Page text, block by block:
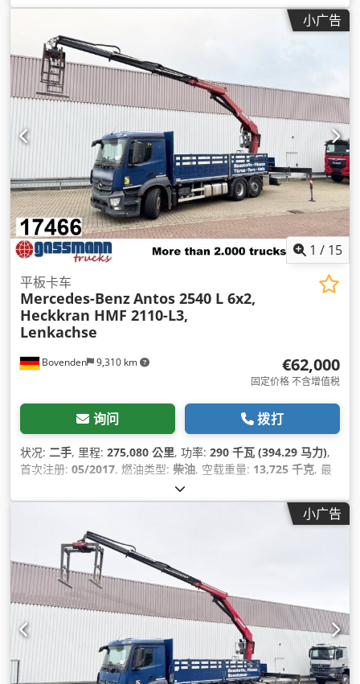
轴距:4,800 毫米, 下次检验 (TÜV):08/2025, 刹车:发动机制动,
, 排放等级: 欧6 ,
悬挂系统:空气, 座位数量:
间宽度:2,480 毫米, 货舱高度:
向, 定速巡航, 导航系统, 差速锁, 座椅加热器, 拖车连接装置, 牵引
力控制, 电子稳定程序 (ESP), 空调, 起重机, 车载电脑, 防抱死制
动系统 (ABS), 附加前照灯, 雾灯, 驻车加热器, 驾驶室
小广告
1 / 15
Bovenden 9,310 km
平板卡车
Mercedes-BenzAntos 2540 L 6x2,
Heckkran HMF 2110-L3,
Lenkachse
€62,000
固定价格 不含增值税
询问 拨打
状况: 二手, 里程: 275,080 公里, 功率: 290 千瓦 (394.29 马力),
首次注册: 05/2017, 燃油类型: 柴油, 空载重量: 13,725 千克, 最
, 总重量:
轴距:4,900 毫米, 下次检验 (TÜV):01/2025, 刹车:发动机制动,
, 排放等级: 欧6 ,
空气, 座位数量:
2,490 毫米, 货舱高度:
向, 定速巡航, 差速锁, 座椅加热器, 拖车连接装置, 牵引力控制, 电
子稳定程序 (ESP), 空调, 起重机, 车载电脑, 防抱死制动系统
(ABS), 防盗系统（Immobilizer）, 附加前照灯, 雾灯, 驾驶室
小广告